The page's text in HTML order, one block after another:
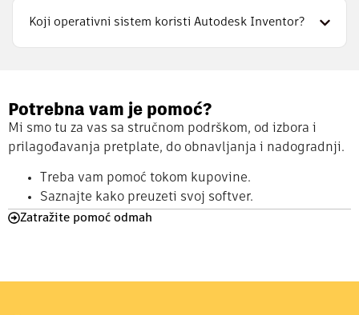
Koji operativni sistem koristi Autodesk Inventor?
Potrebna vam je pomoć?
Mi smo tu za vas sa stručnom podrškom, od izbora i
prilagođavanja pretplate, do obnavljanja i nadogradnji.
Treba vam pomoć tokom kupovine.
Saznajte kako preuzeti svoj softver.
Zatražite pomoć odmah